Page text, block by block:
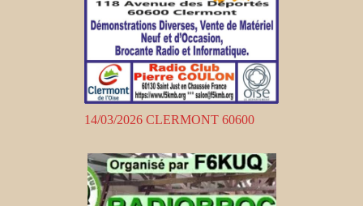
14/03/2026 CLERMONT 60600